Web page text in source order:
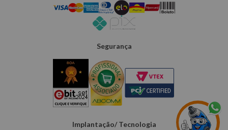
Segurança
Implantação/ Tecnologia